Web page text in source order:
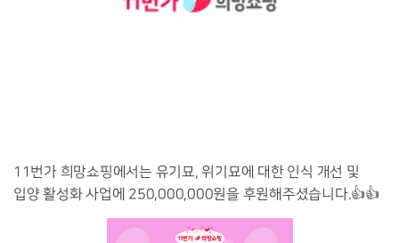
11번가 희망쇼핑에서는 유기묘, 위기묘에 대한 인식 개선 및
입양 활성화 사업에 250,000,000원을 후원해주셨습니다.👍👍